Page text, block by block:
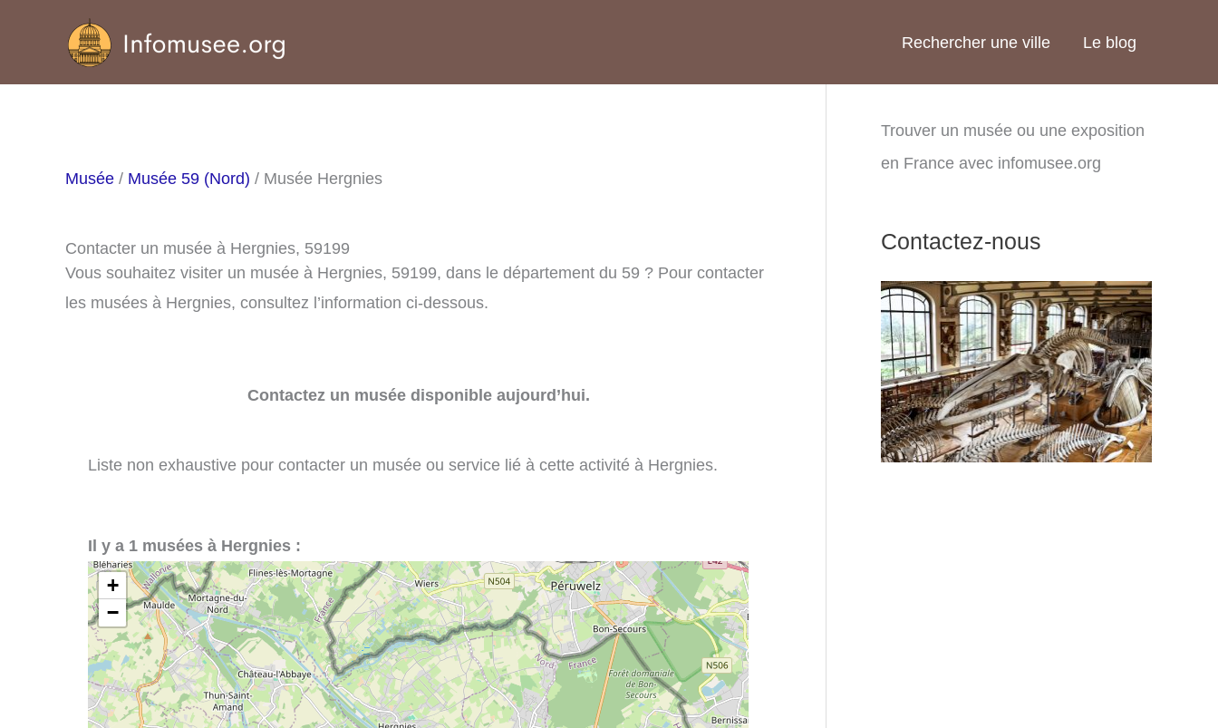
Rechercher une ville Le blog
Musée / Musée 59 (Nord) / Musée Hergnies
Contacter un musée à Hergnies, 59199
Vous souhaitez visiter un musée à Hergnies, 59199, dans le département du 59 ? Pour contacter
les musées à Hergnies, consultez l’information ci-dessous.
Contactez un musée disponible aujourd’hui.
Liste non exhaustive pour contacter un musée ou service lié à cette activité à Hergnies.
Il y a 1 musées à Hergnies :
+
−
Trouver un musée ou une exposition
en France avec infomusee.org
Contactez-nous